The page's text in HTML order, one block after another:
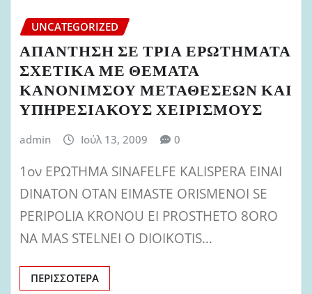
UNCATEGORIZED
ΑΠΑΝΤΗΣΗ ΣΕ ΤΡΙΑ ΕΡΩΤΗΜΑΤΑ
ΣΧΕΤΙΚΑ ΜΕ ΘΕΜΑΤΑ
ΚΑΝΟΝΙΜΣΟΥ ΜΕΤΑΘΕΣΕΩΝ ΚΑΙ
ΥΠΗΡΕΣΙΑΚΟΥΣ ΧΕΙΡΙΣΜΟΥΣ
admin Ιούλ 13, 2009 0
1ον ΕΡΩΤΗΜΑ SINAFELFE KALISPERA EINAI
DINATON OTAN EIMASTE ORISMENOI SE
PERIPOLIA KRONOU EI PROSTHETO 8ORO
NA MAS STELNEI O DIOIKOTIS…
ΠΕΡΙΣΣΌΤΕΡΑ